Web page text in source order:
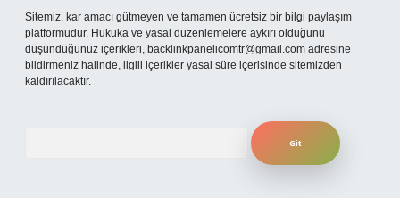
Sitemiz, kar amacı gütmeyen ve tamamen ücretsiz bir bilgi paylaşım
platformudur. Hukuka ve yasal düzenlemelere aykırı olduğunu
düşündüğünüz içerikleri, backlinkpanelicomtr@gmail.com adresine
bildirmeniz halinde, ilgili içerikler yasal süre içerisinde sitemizden
kaldırılacaktır.